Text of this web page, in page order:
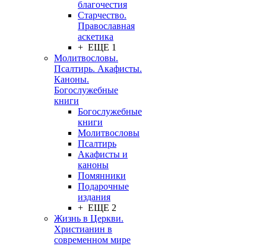
благочестия
Старчество.
Православная
аскетика
+ ЕЩЕ 1
Молитвословы.
Псалтирь. Акафисты.
Каноны.
Богослужебные
книги
Богослужебные
книги
Молитвословы
Псалтирь
Акафисты и
каноны
Помянники
Подарочные
издания
+ ЕЩЕ 2
Жизнь в Церкви.
Христианин в
современном мире